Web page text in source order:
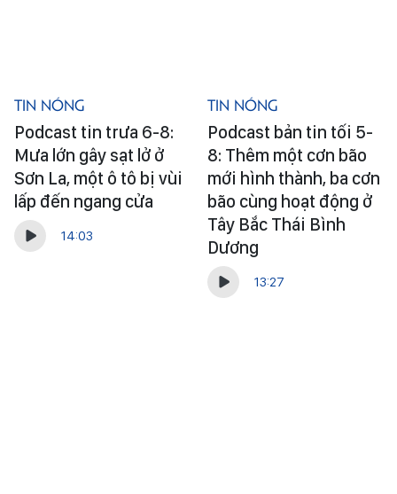
Tin Nóng
Podcast tin trưa 6-8:
Mưa lớn gây sạt lở ở
Sơn La, một ô tô bị vùi
lấp đến ngang cửa
14:03
Tin Nóng
Podcast bản tin tối 5-
8: Thêm một cơn bão
mới hình thành, ba cơn
bão cùng hoạt động ở
Tây Bắc Thái Bình
Dương
13:27